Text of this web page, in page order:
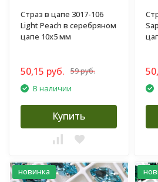
Страз в цапе 3017-106
Light Peach в серебряном
цапе 10х5 мм
50,15 руб. 59 руб.
В наличии
Купить
новинка